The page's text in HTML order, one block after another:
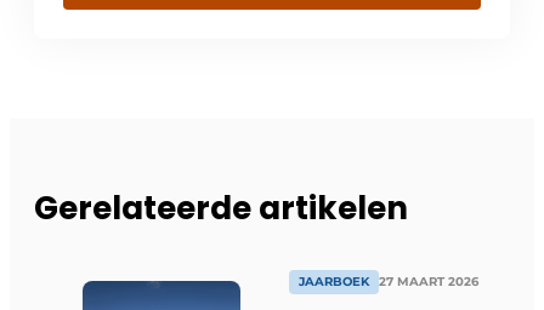
Gerelateerde artikelen
JAARBOEK 27 MAART 2026